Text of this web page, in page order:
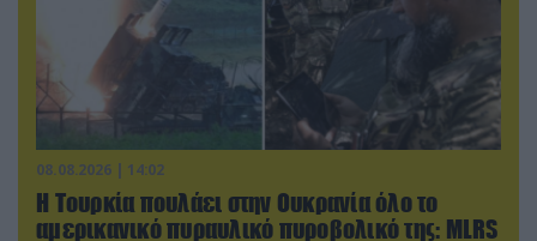
08.08.2026 | 14:02
Η Τουρκία πουλάει στην Ουκρανία όλο το
αμερικανικό πυραυλικό πυροβολικό της: MLRS